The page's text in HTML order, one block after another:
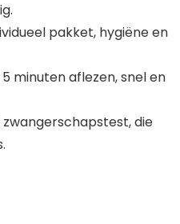
pakket, hygiëne en
minuten aflezen, snel en
zwangerschapstest, die